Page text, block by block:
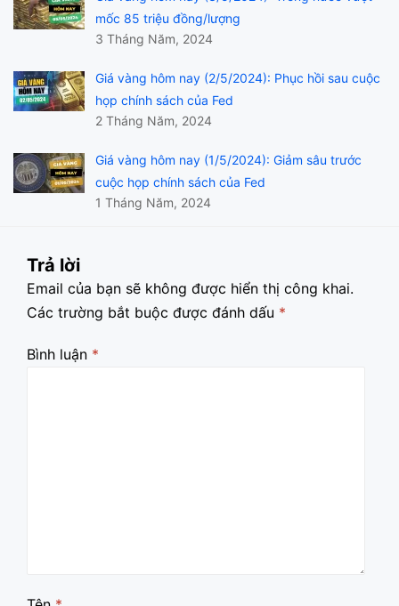
mốc 85 triệu đồng/lượng
3 Tháng Năm, 2024
Giá vàng hôm nay (2/5/2024): Phục hồi sau cuộc
họp chính sách của Fed
2 Tháng Năm, 2024
Giá vàng hôm nay (1/5/2024): Giảm sâu trước
cuộc họp chính sách của Fed
1 Tháng Năm, 2024
Trả lời
Email của bạn sẽ không được hiển thị công khai.
Các trường bắt buộc được đánh dấu *
Bình luận *